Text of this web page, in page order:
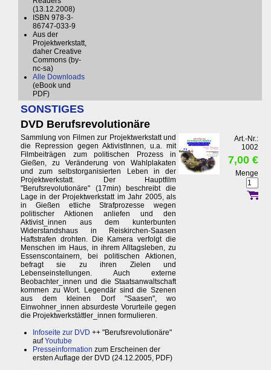
(13.12.2008)
ISBN 978-3-
86747-033-9
Aus der
Projektwerkstatt,
daher Creative
Commons (by-
nc-sa)
Alle Downloads
(eBook und
PDF)
SONSTIGES
DVD Berufsrevolutionäre
Sammlung von Filmen zur Projektwerkstatt und
die Repression gegen AktivistInnen, u.a. mit
Filmbeiträgen zum politischen Prozess in
Gießen, zu Veränderung von Wahlplakaten
und zum selbstorganisierten Leben in der
Projektwerkstatt. Der Hauptfilm
"Berufsrevolutionäre" (17min) beschreibt die
Lage in der Projektwerkstatt im Jahr 2005, als
in Gießen etliche Strafprozesse wegen
politischer Aktionen anliefen und den
Aktivist_innen aus dem kunterbunten
Widerstandshaus in Reiskirchen-Saasen
Haftstrafen drohten. Die Kamera verfolgt die
Menschen im Haus, in ihrem Alltagsleben, zu
Essenscontainern, bei politischen Aktionen,
befragt sie zu ihren Zielen und
Lebenseinstellungen. Auch externe
Beobachter_innen und die Staatsanwaltschaft
kommen zu Wort. Legendär sind die Szenen
aus dem kleinen Dorf "Saasen", wo
Einwohner_innen absurdeste Vorurteile gegen
die Projektwerkstättler_innen formulieren.
Infoseite zur DVD ++ "Berufsrevolutionäre"
aufYoutube
Presseinformation zum Erscheinen der
ersten Auflage der DVD (24.12.2005, PDF)
Art.-Nr.:
1002
7,00 €
Menge